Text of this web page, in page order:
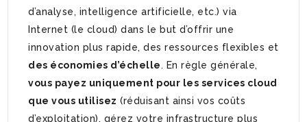
d’analyse, intelligence artificielle, etc.) via
Internet (le cloud) dans le but d’offrir une
innovation plus rapide, des ressources flexibles et
des économies d’échelle. En règle générale,
vous payez uniquement pour les services cloud
que vous utilisez (réduisant ainsi vos coûts
d’exploitation), gérez votre infrastructure plus